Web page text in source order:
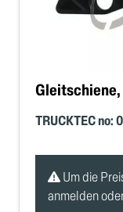
TRUCKTEC no:
Um die
anmelden